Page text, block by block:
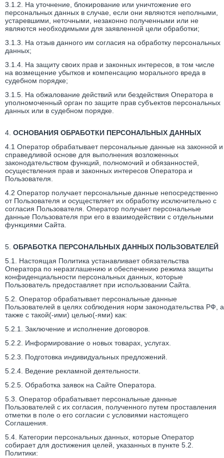
3.1.2. На уточнение, блокирование или уничтожение его
персональных данных в случае, если они являются неполными,
устаревшими, неточными, незаконно полученными или не
являются необходимыми для заявленной цели обработки;
3.1.3. На отзыв данного им согласия на обработку персональных
данных;
3.1.4. На защиту своих прав и законных интересов, в том числе
на возмещение убытков и компенсацию морального вреда в
судебном порядке;
3.1.5. На обжалование действий или бездействия Оператора в
уполномоченный орган по защите прав субъектов персональных
данных или в судебном порядке.
4. ОСНОВАНИЯ ОБРАБОТКИ ПЕРСОНАЛЬНЫХ ДАННЫХ
4.1 Оператор обрабатывает персональные данные на законной и
справедливой основе для выполнения возложенных
законодательством функций, полномочий и обязанностей,
осуществления прав и законных интересов Оператора и
Пользователя.
4.2 Оператор получает персональные данные непосредственно
от Пользователя и осуществляет их обработку исключительно с
согласия Пользователя. Оператор получает персональные
данные Пользователя при его в взаимодействии с отдельными
функциями Сайта.
5. ОБРАБОТКА ПЕРСОНАЛЬНЫХ ДАННЫХ ПОЛЬЗОВАТЕЛЕЙ
5.1. Настоящая Политика устанавливает обязательства
Оператора по неразглашению и обеспечению режима защиты
конфиденциальности персональных данных, которые
Пользователь предоставляет при использовании Сайта.
5.2. Оператор обрабатывает персональные данные
Пользователей в целях соблюдения норм законодательства РФ, а
также с такой(-ими) целью(-ями) как:
5.2.1. Заключение и исполнение договоров.
5.2.2. Информирование о новых товарах, услугах.
5.2.3. Подготовка индивидуальных предложений.
5.2.4. Ведение рекламной деятельности.
5.2.5. Обработка заявок на Сайте Оператора.
5.3. Оператор обрабатывает персональные данные
Пользователей с их согласия, полученного путем проставления
отметки в поле о его согласии с условиями настоящего
Соглашения.
5.4. Категории персональных данных, которые Оператор
собирает для достижения целей, указанных в пункте 5.2.
Политики: